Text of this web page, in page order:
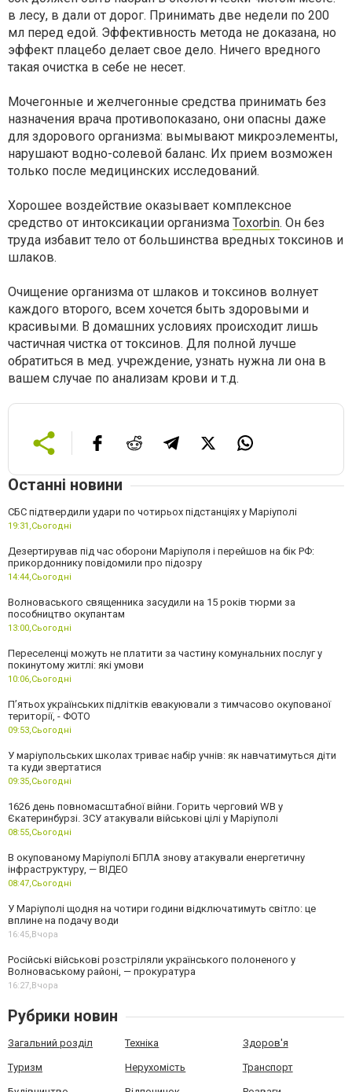
в лесу, в дали от дорог. Принимать две недели по 200
мл перед едой. Эффективность метода не доказана, но
эффект плацебо делает свое дело. Ничего вредного
такая очистка в себе не несет.
Мочегонные и желчегонные средства принимать без
назначения врача противопоказано, они опасны даже
для здорового организма: вымывают микроэлементы,
нарушают водно-солевой баланс. Их прием возможен
только после медицинских исследований.
Хорошее воздействие оказывает комплексное
средство от интоксикации организма Toxorbin. Он без
труда избавит тело от большинства вредных токсинов и
шлаков.
Очищение организма от шлаков и токсинов волнует
каждого второго, всем хочется быть здоровыми и
красивыми. В домашних условиях происходит лишь
частичная чистка от токсинов. Для полной лучше
обратиться в мед. учреждение, узнать нужна ли она в
вашем случае по анализам крови и т.д.
Останні новини
СБС підтвердили удари по чотирьох підстанціях у Маріуполі
19:31,Сьогодні
Дезертирував під час оборони Маріуполя і перейшов на бік РФ:
прикордоннику повідомили про підозру
14:44,Сьогодні
Волноваського священника засудили на 15 років тюрми за
пособництво окупантам
13:00,Сьогодні
Переселенці можуть не платити за частину комунальних послуг у
покинутому житлі: які умови
10:06,Сьогодні
П’ятьох українських підлітків евакуювали з тимчасово окупованої
території, - ФОТО
09:53,Сьогодні
У маріупольських школах триває набір учнів: як навчатимуться діти
та куди звертатися
09:35,Сьогодні
1626 день повномасштабної війни. Горить черговий WB у
Єкатеринбурзі. ЗСУ атакували військові цілі у Маріуполі
08:55,Сьогодні
В окупованому Маріуполі БПЛА знову атакували енергетичну
інфраструктуру, — ВІДЕО
08:47,Сьогодні
У Маріуполі щодня на чотири години відключатимуть світло: це
вплине на подачу води
16:45,Вчора
Російські військові розстріляли українського полоненого у
Волноваському районі, — прокуратура
16:27,Вчора
Рубрики новин
Загальний розділ Техніка Здоров'я
Туризм Нерухомість Транспорт